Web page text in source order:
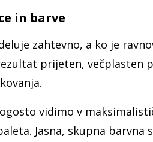
in barve
zahtevno, a ko je
prijeten, večplasten
vidimo v
Jasna, skupna barvna